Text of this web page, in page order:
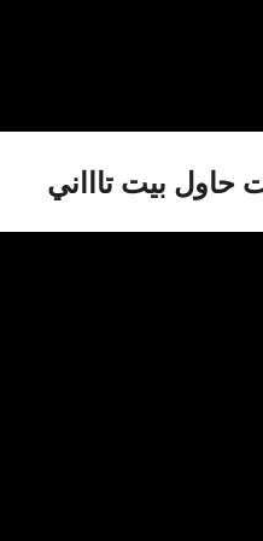
حاول بيت تاااني